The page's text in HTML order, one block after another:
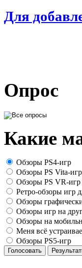
Для
Опрос
Какие
Обзоры PS4-игр
Обзоры PS Vita-игр
Обзоры PS VR-игр
Ретро-обзоры игр
Обзоры
Обзоры игр на
Обзоры на
Меня всё
Обзоры PS5-игр
Голосовать